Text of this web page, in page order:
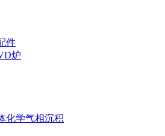
件
炉
化学气相沉积